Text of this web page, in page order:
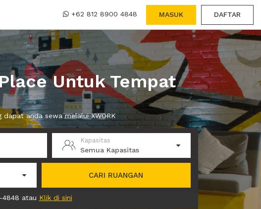
+62 812 8900 4848 MASUK DAFTAR
Untuk Tempat
anda sewa melalui XWORK
Kapasitas
Semua Kapasitas
CARI RUANGAN
atau Klik di sini